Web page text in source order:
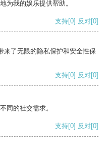
为我的娱乐提供帮助。
支持[0] 反对[0]
来了无限的隐私保护和安全性保
支持[0] 反对[0]
同的社交需求。
支持[0] 反对[0]